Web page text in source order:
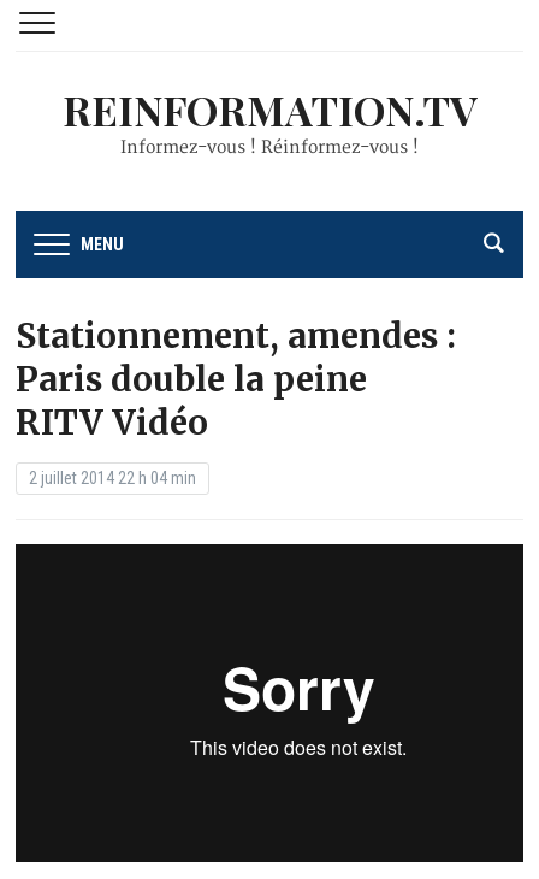
REINFORMATION.TV
Informez-vous ! Réinformez-vous !
MENU
Stationnement, amendes :
Paris double la peine
RITV Vidéo
2 juillet 2014 22 h 04 min